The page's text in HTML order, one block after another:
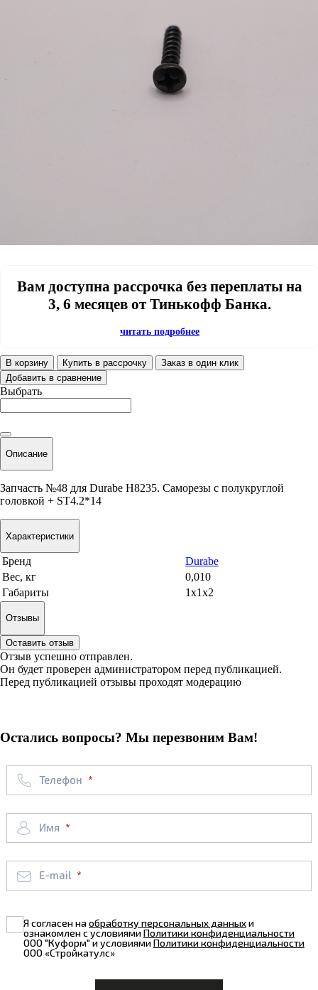
Вам доступна рассрочка без переплаты на
3, 6 месяцев от Тинькофф Банка.
читать подробнее
В корзину Купить в рассрочку
Заказ в один клик
Добавить в сравнение
Выбрать
Описание
Запчасть №48 для Durabe H8235. Саморезы с полукруглой
головкой + ST4.2*14
Характеристики
Бренд
Durabe
Вес, кг
0,010
Габариты
1x1x2
Отзывы
Оставить отзыв
Отзыв успешно отправлен.
Он будет проверен администратором перед публикацией.
Перед публикацией отзывы проходят модерацию
Остались вопросы? Мы перезвоним Вам!
Телефон
Имя
E-mail
Я согласен наобработку персональных данныхи
ознакомлен с условиямиПолитики конфиденциальности
ООО "Куформ" и условиямиПолитики конфиденциальности
ООО «Стройкатулс»